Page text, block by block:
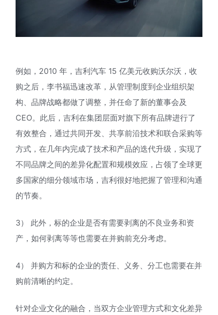
例如，2010 年，吉利汽车 15 亿美元收购沃尔沃，收
购之后，李书福迅速改革，从管理制度到企业组织架
构、品牌战略都做了调整，并任命了新的董事会及
CEO。此后，吉利在集团层面对旗下所有品牌进行了
有效整合，通过共同开发、共享前沿技术和联合采购等
方式，在几年内完成了技术和产品的迭代升级，实现了
不同品牌之间的差异化配置和规模效应，占领了全球更
多国家的细分领域市场，吉利很好地把握了管理和沟通
的节奏。
3） 此外，标的企业是否有需要剥离的不良业务和资
产，如何剥离等等也需要在并购前充分考虑。
4） 并购方和标的企业的责任、义务、分工也需要在并
购前清晰的约定。
针对企业文化的融合，当双方企业管理方式和文化差异